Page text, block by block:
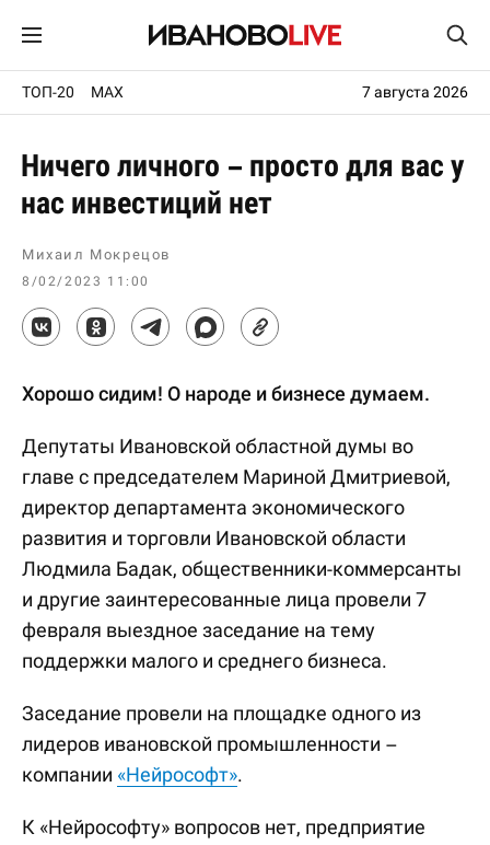
ТОП-20 MAX 7 августа 2026
Ничего личного – просто для вас у
нас инвестиций нет
Михаил Мокрецов
8/02/2023 11:00
Хорошо сидим! О народе и бизнесе думаем.
Депутаты Ивановской областной думы во
главе с председателем Мариной Дмитриевой,
директор департамента экономического
развития и торговли Ивановской области
Людмила Бадак, общественники-коммерсанты
и другие заинтересованные лица провели 7
февраля выездное заседание на тему
поддержки малого и среднего бизнеса.
Заседание провели на площадке одного из
лидеров ивановской промышленности –
компании «Нейрософт».
К «Нейрософту» вопросов нет, предприятие